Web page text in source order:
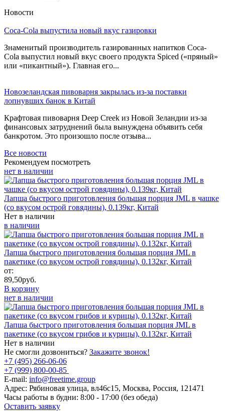
Новости
Coca-Cola выпустила новый вкус газировки
Знаменитый производитель газированных напитков Coca-
Cola выпустил новый вкус своего продукта Spiced («пряный»
или «пикантный»). Главная его...
Новозеландская пивоварня закрылась из-за поставки
лопнувших банок в Китай
Крафтовая пивоварня Deep Creek из Новой Зеландии из-за
финансовых затруднений была вынуждена объявить себя
банкротом. Это произошло после отзыва...
Все новости
Рекомендуем посмотреть
нет в наличии
Лапша быстрого приготовления большая порция JML в чашке
(со вкусом острой говядины), 0.139кг, Китай
Нет в наличии
в наличии
Лапша быстрого приготовления большая порция JML в
пакетике (со вкусом острой говядины), 0.132кг, Китай
от:
89,50руб.
В корзину
нет в наличии
Лапша быстрого приготовления большая порция JML в
пакетике (со вкусом грибов и курицы), 0.132кг, Китай
Нет в наличии
Не смогли дозвониться? Закажите звонок!
+7 (495) 266-06-06
+7 (999) 800-00-85
E-mail: info@freetime.group
Адрес: Рябиновая улица, вл46с15, Москва, Россия, 121471
Часы работы в будни: 8:00 - 17:00 (без обеда)
Оставить заявку